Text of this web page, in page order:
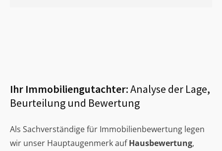
Ihr Immobiliengutachter:Analyse der Lage,
Beurteilung und Bewertung
Als Sachverständige für Immobilienbewertung legen
wir unser Hauptaugenmerk aufHausbewertung,